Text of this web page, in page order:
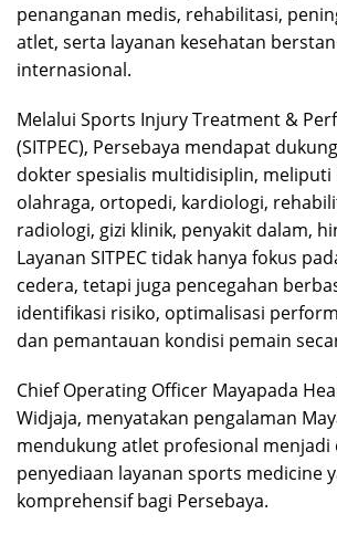
penanganan medis, rehabilitasi,
atlet, serta layanan kesehatan
internasional.
Melalui Sports Injury Treatment &
(SITPEC), Persebaya mendapat
dokter spesialis multidisiplin, meliputi
olahraga, ortopedi, kardiologi,
radiologi, gizi klinik, penyakit dalam,
Layanan SITPEC tidak hanya fokus
cedera, tetapi juga pencegahan
identifikasi risiko, optimalisasi
dan pemantauan kondisi pemain
Chief Operating Officer Mayapada
Widjaja, menyatakan pengalaman
mendukung atlet profesional menjadi
penyediaan layanan sports medicine
komprehensif bagi Persebaya.